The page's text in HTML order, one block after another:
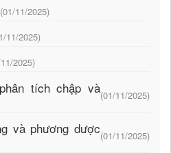
(01/11/2025)
11/2025)
2025)
tích chập và(01/11/2025)
và phương dược(01/11/2025)